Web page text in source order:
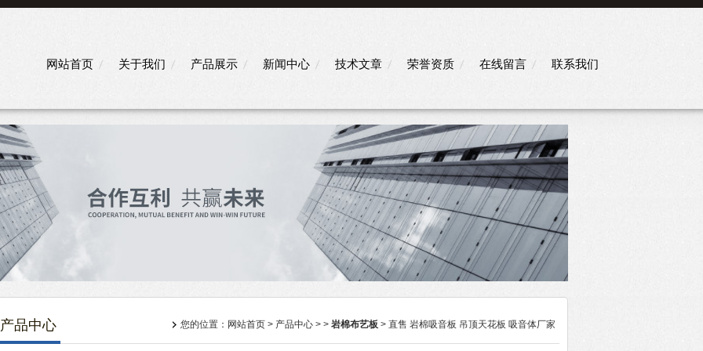
网站首页 关于我们 产品展示 新闻中心 技术文章 荣誉资质 在线留言 联系我们
产品中心 您的位置： 网站首页 > 产品中心 > > 岩棉布艺板 > 直售 岩棉吸音板 吊顶天花板 吸音体厂家